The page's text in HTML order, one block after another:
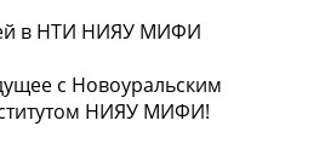
в НТИ НИЯУ МИФИ
с Новоуральским
НИЯУ МИФИ!